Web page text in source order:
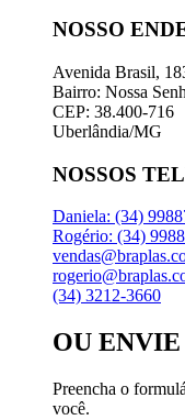
NOSSO
Avenida Brasil,
Bairro: Nossa
CEP: 38.400-716
Uberlândia/MG
NOSSOS
Daniela: (34)
Rogério: (34)
(34) 3212-3660
OU
Preencha o
você.